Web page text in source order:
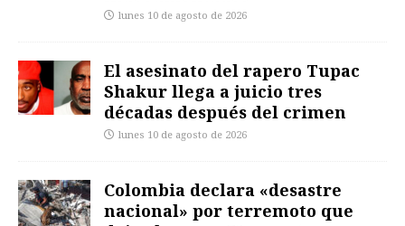
lunes 10 de agosto de 2026
El asesinato del rapero Tupac
Shakur llega a juicio tres
décadas después del crimen
lunes 10 de agosto de 2026
Colombia declara «desastre
nacional» por terremoto que